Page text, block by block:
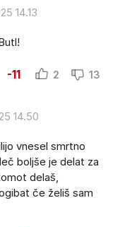
14.13
-11 2 13
14.50
vnesel smrtno
boljše je delat za
delaš,
če želiš sam